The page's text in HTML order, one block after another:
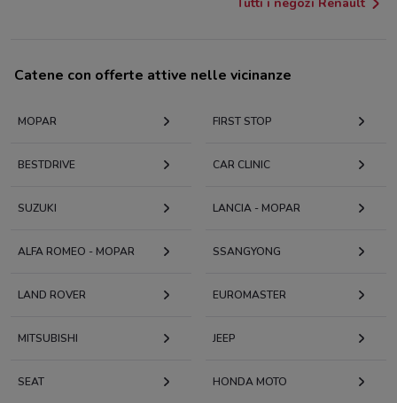
Tutti i negozi Renault
Catene con offerte attive nelle vicinanze
MOPAR FIRST STOP
BESTDRIVE CAR CLINIC
SUZUKI LANCIA - MOPAR
ALFA ROMEO - MOPAR SSANGYONG
LAND ROVER EUROMASTER
MITSUBISHI JEEP
SEAT HONDA MOTO